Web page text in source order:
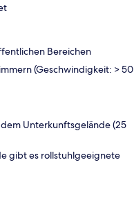
Bereichen
(Geschwindigkeit: > 50
Unterkunftsgelände (25
gibt es rollstuhlgeeignete